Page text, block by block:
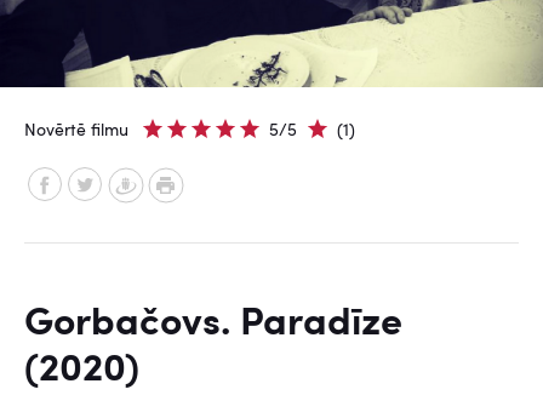
Novērtē filmu 5/5 (1)
Gorbačovs. Paradīze
(2020)